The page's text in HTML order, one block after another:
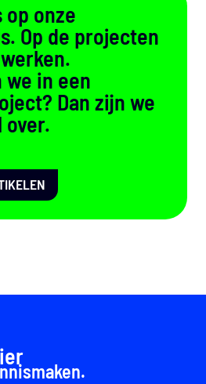
onze
Op de projecten
in een
Dan zijn we